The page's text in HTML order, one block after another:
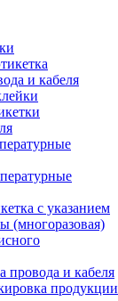
и кабеля
с указанием
(многоразовая)
провода и кабеля
продукции